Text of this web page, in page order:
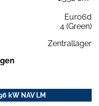
Euro6d
4 (Green)
Zentrallager
kW NAV LM